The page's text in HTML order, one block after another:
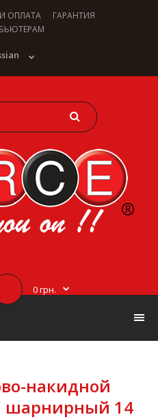
ОПЛАТА
ГАРАНТИЯ
0 грн.
накидной
шарнирный 14